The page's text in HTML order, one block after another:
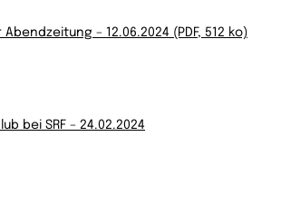
– 12.06.2024 (PDF, 512 ko)
bei SRF – 24.02.2024